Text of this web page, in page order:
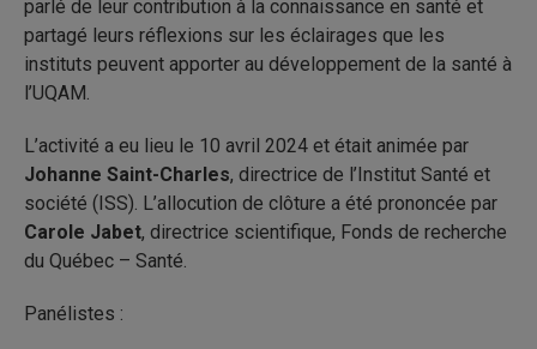
parlé de leur contribution à la connaissance en santé et
partagé leurs réflexions sur les éclairages que les
instituts peuvent apporter au développement de la santé à
l’UQAM.
L’activité a eu lieu le 10 avril 2024 et était animée par
Johanne Saint-Charles, directrice de l’Institut Santé et
société (ISS). L’allocution de clôture a été prononcée par
Carole Jabet, directrice scientifique, Fonds de recherche
du Québec – Santé.
Panélistes :